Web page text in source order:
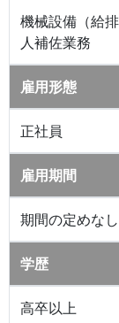
機械設備（給
人補佐業務
雇用形態
正社員
雇用期間
期間の定めなし
学歴
高卒以上